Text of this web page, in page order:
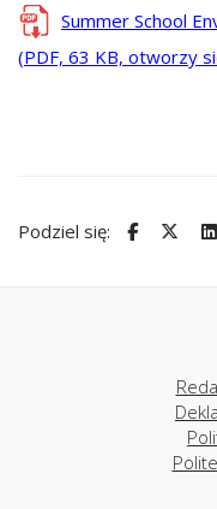
Summer School
(PDF, 63 KB, otworzy
Podziel się: